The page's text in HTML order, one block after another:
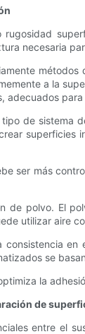
necesaria
a la
adecuados
de sistema
ser más
de polvo. El
utilizar aire
consistencia
se
la
de
entre el